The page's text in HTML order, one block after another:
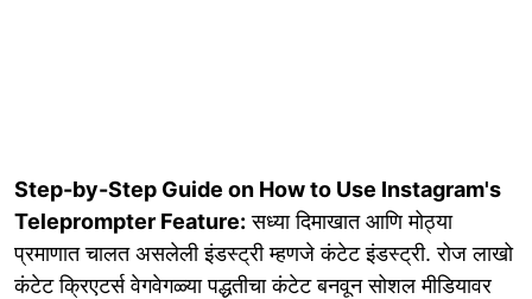
Step-by-Step Guide on How to Use Instagram's
Teleprompter Feature: सध्या दिमाखात आणि मोठ्या
प्रमाणात चालत असलेली इंडस्ट्री म्हणजे कंटेट इंडस्ट्री. रोज लाखो
कंटेट क्रिएटर्स वेगवेगळ्या पद्धतीचा कंटेट बनवून सोशल मीडियावर